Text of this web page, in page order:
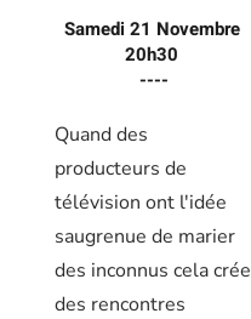
Samedi 21 Novembre
20h30
----
Quand des
producteurs de
télévision ont l'idée
saugrenue de marier
des inconnus cela crée
des rencontres